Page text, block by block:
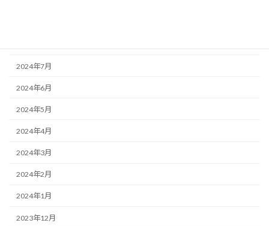
2024年7月
2024年6月
2024年5月
2024年4月
2024年3月
2024年2月
2024年1月
2023年12月